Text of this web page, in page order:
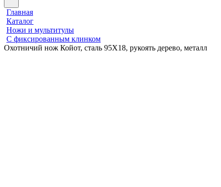
Главная
Каталог
Ножи и мультитулы
С фиксированным клинком
Охотничий нож Койот, сталь 95Х18, рукоять дерево, металл